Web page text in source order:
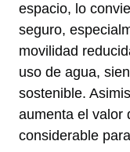
espacio, lo
seguro,
movilidad
uso de agua,
sostenible.
aumenta el valor
considerable